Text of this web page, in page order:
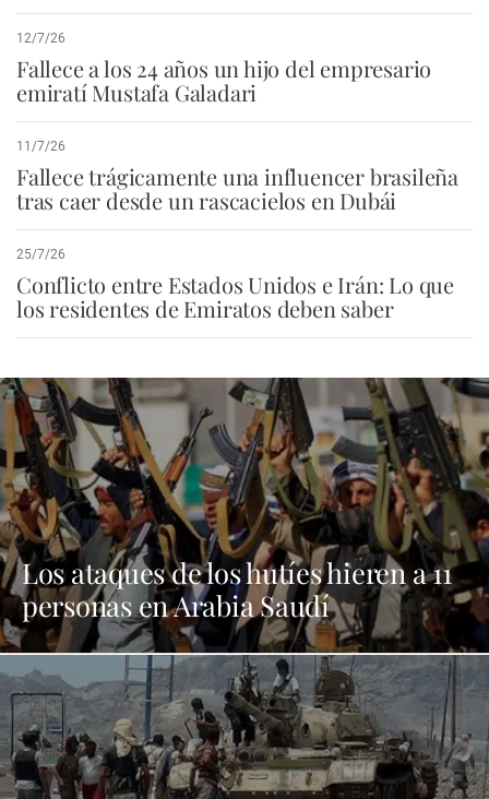
12/7/26
Fallece a los 24 años un hijo del empresario
emiratí Mustafa Galadari
11/7/26
Fallece trágicamente una influencer brasileña
tras caer desde un rascacielos en Dubái
25/7/26
Conflicto entre Estados Unidos e Irán: Lo que
los residentes de Emiratos deben saber
Los ataques de los hutíes hieren a 11
personas en Arabia Saudí